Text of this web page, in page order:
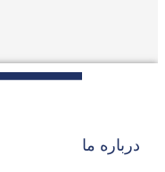
درباره ما